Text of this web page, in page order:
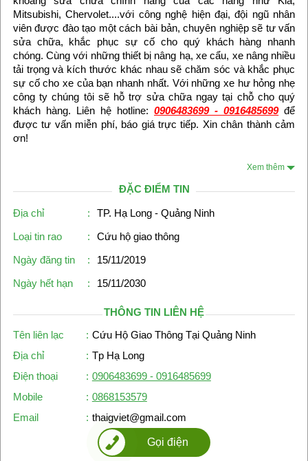
Mitsubishi, Chervolet....với công nghệ hiện đại, đội ngũ nhân
viên được đào tạo một cách bài bản, chuyên nghiệp sẽ tư vấn
sửa chữa, khắc phục sự cố cho quý khách hàng nhanh
chóng. Cùng với những thiết bị nâng hạ, xe cẩu, xe nâng nhiều
tải trọng và kích thước khác nhau sẽ chăm sóc và khắc phục
sự cố cho xe của bạn nhanh nhất. Với những xe hư hỏng nhẹ
công ty chúng tôi sẽ hỗ trợ sửa chữa ngay tại chỗ cho quý
khách hàng. Liên hệ hotline:0906483699 - 0916485699để
được tư vấn miễn phí, báo giá trực tiếp. Xin chân thành cảm
ơn!
Xem thêm
ĐẶC ĐIỂM TIN
Địa chỉ :
TP. Hạ Long - Quảng Ninh
Loại tin rao
:
Cứu hộ giao thông
Ngày đăng tin
:
15/11/2019
Ngày hết hạn
: 15/11/2030
THÔNG TIN LIÊN HỆ
Tên liên lạc
: Cứu Hộ Giao Thông Tại Quảng Ninh
Địa chỉ
: Tp Hạ Long
Điện thoại
: 0906483699 - 0916485699
Mobile
: 0868153579
Email
: thaigviet@gmail.com
Gọi điện